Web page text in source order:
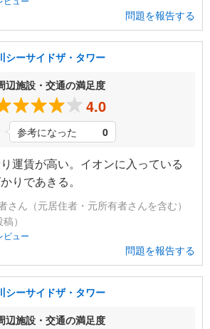
問題を報告する
シーサイドザ・タワー
辺施設・交通の満足度
4.0
参考になった 0
運賃が高い。イオンに入っている
りであきる。
さん（元居住者・元所有者さんを含む）
）
ビュー
問題を報告する
シーサイドザ・タワー
辺施設・交通の満足度